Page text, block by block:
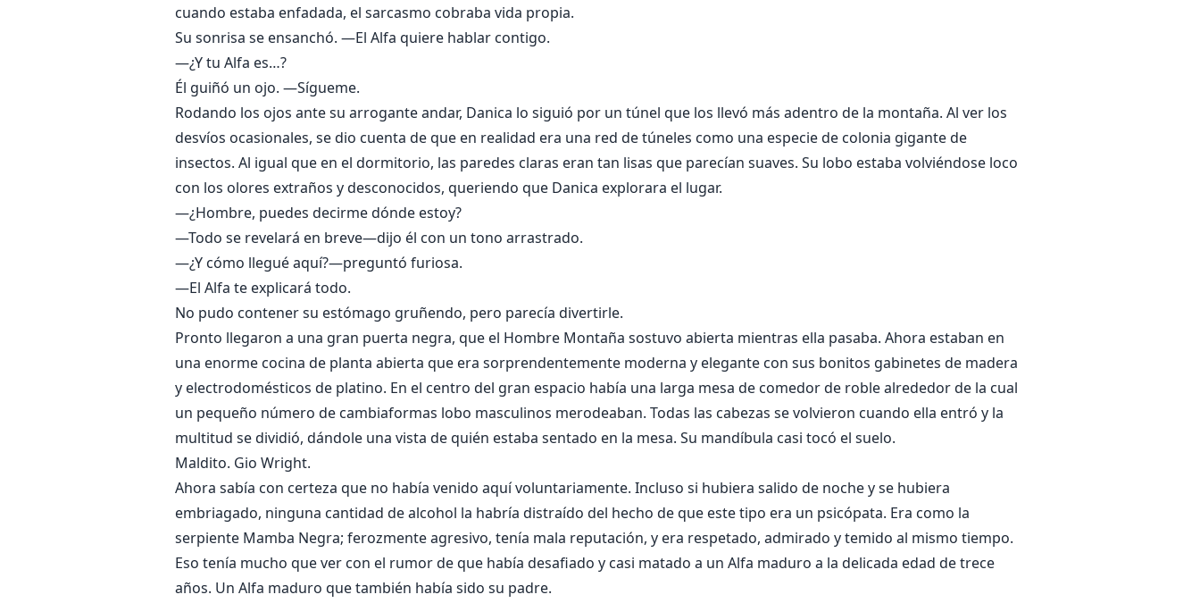
cuando estaba enfadada, el sarcasmo cobraba vida propia.
Su sonrisa se ensanchó. —El Alfa quiere hablar contigo.
—¿Y tu Alfa es…?
Él guiñó un ojo. —Sígueme.
Rodando los ojos ante su arrogante andar, Danica lo siguió por un túnel que los llevó más adentro de la montaña. Al ver los
desvíos ocasionales, se dio cuenta de que en realidad era una red de túneles como una especie de colonia gigante de
insectos. Al igual que en el dormitorio, las paredes claras eran tan lisas que parecían suaves. Su lobo estaba volviéndose loco
con los olores extraños y desconocidos, queriendo que Danica explorara el lugar.
—¿Hombre, puedes decirme dónde estoy?
—Todo se revelará en breve—dijo él con un tono arrastrado.
—¿Y cómo llegué aquí?—preguntó furiosa.
—El Alfa te explicará todo.
No pudo contener su estómago gruñendo, pero parecía divertirle.
Pronto llegaron a una gran puerta negra, que el Hombre Montaña sostuvo abierta mientras ella pasaba. Ahora estaban en
una enorme cocina de planta abierta que era sorprendentemente moderna y elegante con sus bonitos gabinetes de madera
y electrodomésticos de platino. En el centro del gran espacio había una larga mesa de comedor de roble alrededor de la cual
un pequeño número de cambiaformas lobo masculinos merodeaban. Todas las cabezas se volvieron cuando ella entró y la
multitud se dividió, dándole una vista de quién estaba sentado en la mesa. Su mandíbula casi tocó el suelo.
Maldito. Gio Wright.
Ahora sabía con certeza que no había venido aquí voluntariamente. Incluso si hubiera salido de noche y se hubiera
embriagado, ninguna cantidad de alcohol la habría distraído del hecho de que este tipo era un psicópata. Era como la
serpiente Mamba Negra; ferozmente agresivo, tenía mala reputación, y era respetado, admirado y temido al mismo tiempo.
Eso tenía mucho que ver con el rumor de que había desafiado y casi matado a un Alfa maduro a la delicada edad de trece
años. Un Alfa maduro que también había sido su padre.